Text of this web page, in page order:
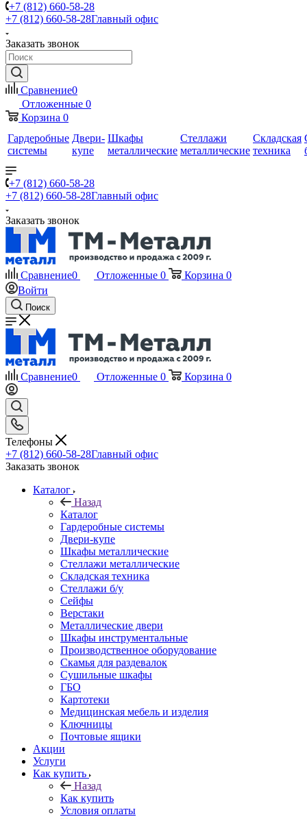
+7 (812) 660-58-28
+7 (812) 660-58-28Главный офис
Заказать звонок
Сравнение0
Отложенные 0
Корзина 0
Гардеробные
системы
Двери-
купе
Шкафы
металлические
Стеллажи
металлические
Складская
техника
+7 (812) 660-58-28
+7 (812) 660-58-28Главный офис
Заказать звонок
Сравнение0 Отложенные 0 Корзина 0
Войти
Поиск
Сравнение0 Отложенные 0 Корзина 0
Телефоны
+7 (812) 660-58-28Главный офис
Заказать звонок
Каталог
Назад
Каталог
Гардеробные системы
Двери-купе
Шкафы металлические
Стеллажи металлические
Складская техника
Стеллажи б/у
Сейфы
Верстаки
Металлические двери
Шкафы инструментальные
Производственное оборудование
Скамья для раздевалок
Сушильные шкафы
ГБО
Картотеки
Медицинская мебель и изделия
Ключницы
Почтовые ящики
Акции
Услуги
Как купить
Назад
Как купить
Условия оплаты